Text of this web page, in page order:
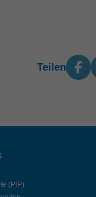
Teilen
(PfP)